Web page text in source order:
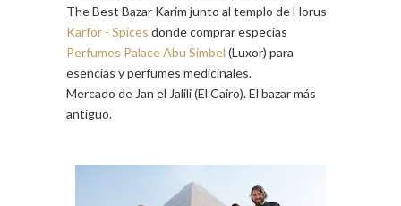
The Best Bazar Karim junto al templo de Horus
Karfor - Spices donde comprar especias
Perfumes Palace Abu Simbel (Luxor) para
esencias y perfumes medicinales.
Mercado de Jan el Jalili (El Cairo). El bazar más
antiguo.